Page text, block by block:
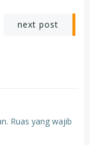
next post
Ruas yang wajib